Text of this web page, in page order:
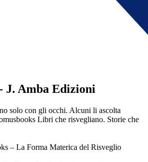
J. Amba Edizioni
solo con gli occhi. Alcuni li ascolta
Libri che risvegliano. Storie che
– La Forma Materica del Risveglio